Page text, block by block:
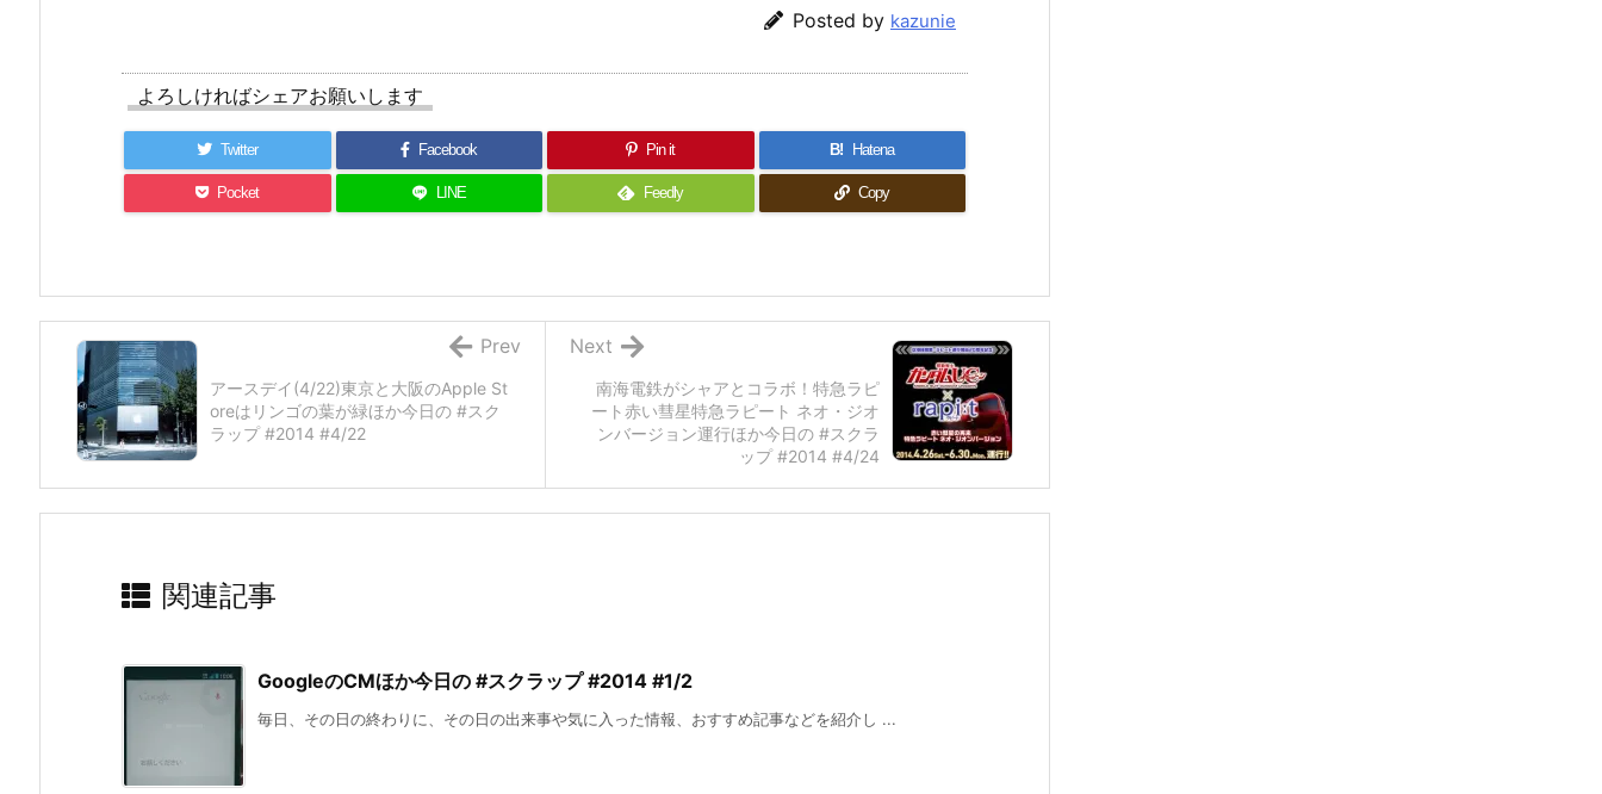
Posted by kazunie
よろしければシェアお願いします
Twitter Facebook Pin it B! Hatena
Pocket LINE Feedly Copy
南海電鉄がシャアとコラボ！特急ラピ
ート赤い彗星特急ラピート ネオ・ジオ
ンバージョン運行ほか今日の #スクラ
ップ #2014 #4/24
Next
アースデイ(4/22)東京と大阪のApple St
oreはリンゴの葉が緑ほか今日の #スク
ラップ #2014 #4/22
Prev
関連記事
GoogleのCMほか今日の #スクラップ #2014 #1/2
毎日、その日の終わりに、その日の出来事や気に入った情報、おすすめ記事などを紹介し ...